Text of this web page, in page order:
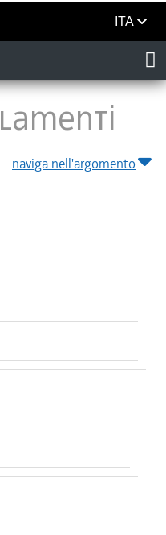
ITA
naviga nell'argomento